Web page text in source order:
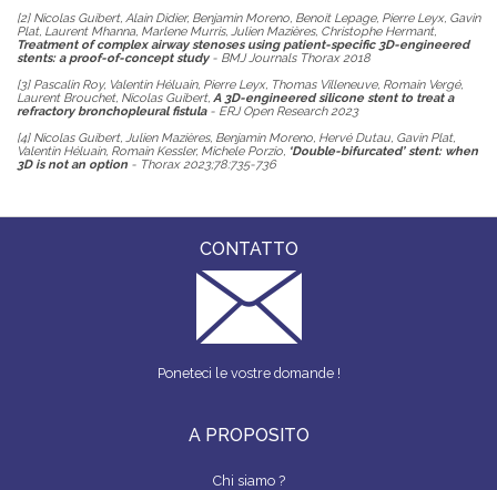
[2] Nicolas Guibert, Alain Didier, Benjamin Moreno, Benoit Lepage, Pierre Leyx, Gavin
Plat, Laurent Mhanna, Marlene Murris, Julien Mazières, Christophe Hermant,
Treatment of complex airway stenoses using patient-specific 3D-engineered
stents: a proof-of-concept study- BMJ Journals Thorax 2018
[3] Pascalin Roy, Valentin Héluain, Pierre Leyx, Thomas Villeneuve, Romain Vergé,
Laurent Brouchet, Nicolas Guibert, A 3D-engineered silicone stent to treat a
refractory bronchopleural fistula- ERJ Open Research 2023
[4] Nicolas Guibert, Julien Mazières, Benjamin Moreno, Hervé Dutau, Gavin Plat,
Valentin Héluain, Romain Kessler, Michele Porzio, ‘Double-bifurcated’ stent: when
3D is not an option - Thorax 2023;78:735-736
CONTATTO
Poneteci le vostre domande !
A PROPOSITO
Chi siamo ?